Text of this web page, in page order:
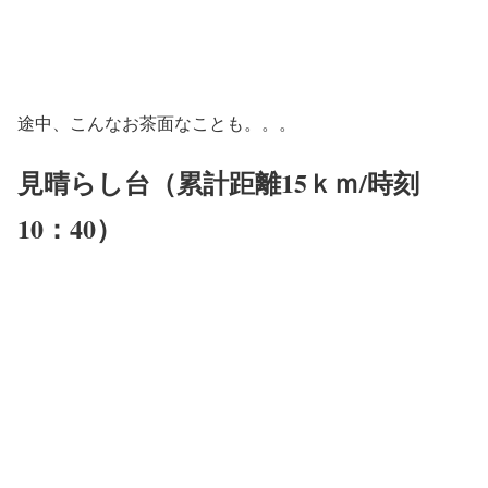
途中、こんなお茶面なことも。。。
見晴らし台（累計距離15ｋｍ/時刻
10：40）